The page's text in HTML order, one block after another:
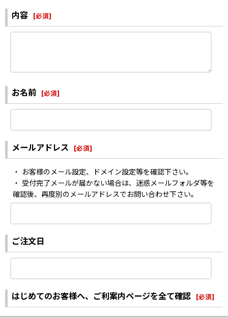
内容 [必須]
お名前 [必須]
メールアドレス [必須]
・ お客様のメール設定、ドメイン設定等を確認下さい。
・ 受付完了メールが届かない場合は、迷惑メールフォルダ等を
確認後、再度別のメールアドレスでお問い合わせ下さい。
ご注文日
はじめてのお客様へ、ご利案内ページを全て確認 [必須]